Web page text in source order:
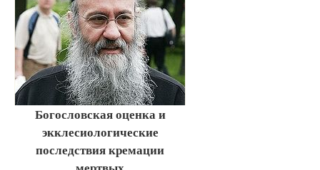
Богословская оценка и
экклесиологические
последствия кремации